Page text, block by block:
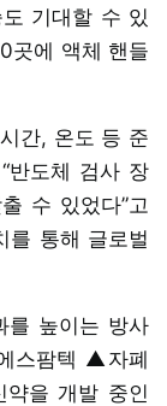
기대할 수 있
곳에 액체 핸들
간, 온도 등 준
반도체 검사 장
수 있었다”고
를 통해 글로벌
를 높이는 방사
스팜텍 ▲자폐
을 개발 중인